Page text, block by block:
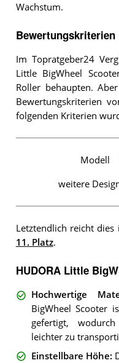
Wachstum.
Bewertungskriterien
Im Topratgeber24
Little BigWheel
Roller behaupten.
Bewertungskriterien
folgenden Kriterien
Modell
weitere
Letztendlich reicht
11. Platz.
HUDORA Little
Hochwertige
BigWheel Scooter
gefertigt,
leichter zu
Einstellbare Höhe: